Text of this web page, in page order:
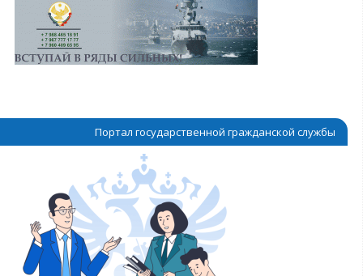
Портал государственной гражданской службы